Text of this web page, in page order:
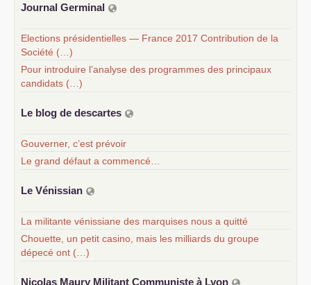
Journal Germinal
Elections présidentielles — France 2017 Contribution de la
Société (…)
Pour introduire l’analyse des programmes des principaux
candidats (…)
Le blog de descartes
Gouverner, c’est prévoir
Le grand défaut a commencé…
Le Vénissian
La militante vénissiane des marquises nous a quitté
Chouette, un petit casino, mais les milliards du groupe
dépecé ont (…)
Nicolas Maury Militant Communiste à Lyon